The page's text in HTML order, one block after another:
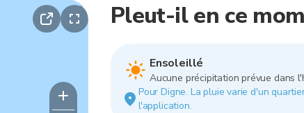
Pleut-il en ce
Ensoleillé
Aucune précipitation prévue dans
Pour Digne. La pluie varie d'un
l'application.